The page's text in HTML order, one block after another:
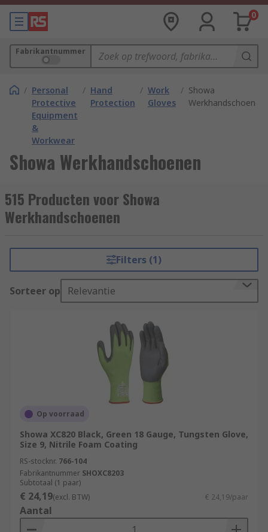
0
Fabrikantnummer
/ Personal
Protective
Equipment
&
Workwear
/ Hand
Protection
/ Work
Gloves
/ Showa
Werkhandschoenen
Showa Werkhandschoenen
515 Producten voor Showa
Werkhandschoenen
Filters (1)
Sorteer op Relevantie
Op voorraad
Showa XC820 Black, Green 18 Gauge, Tungsten Glove,
Size 9, Nitrile Foam Coating
RS-stocknr. 766-104
Fabrikantnummer SHOXC8203
Subtotaal (1 paar)
€ 24,19(excl. BTW) € 24,19/paar
Aantal